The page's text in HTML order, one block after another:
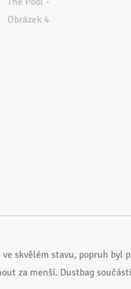
skvělém stavu, popruh byl
za menší. Dustbag